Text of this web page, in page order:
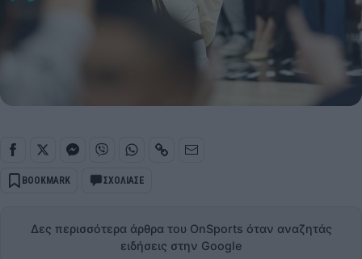
BOOKMARK ΣΧΟΛΙΑΣΕ
Δες περισσότερα άρθρα του OnSports όταν αναζητάς
ειδήσεις στην Google